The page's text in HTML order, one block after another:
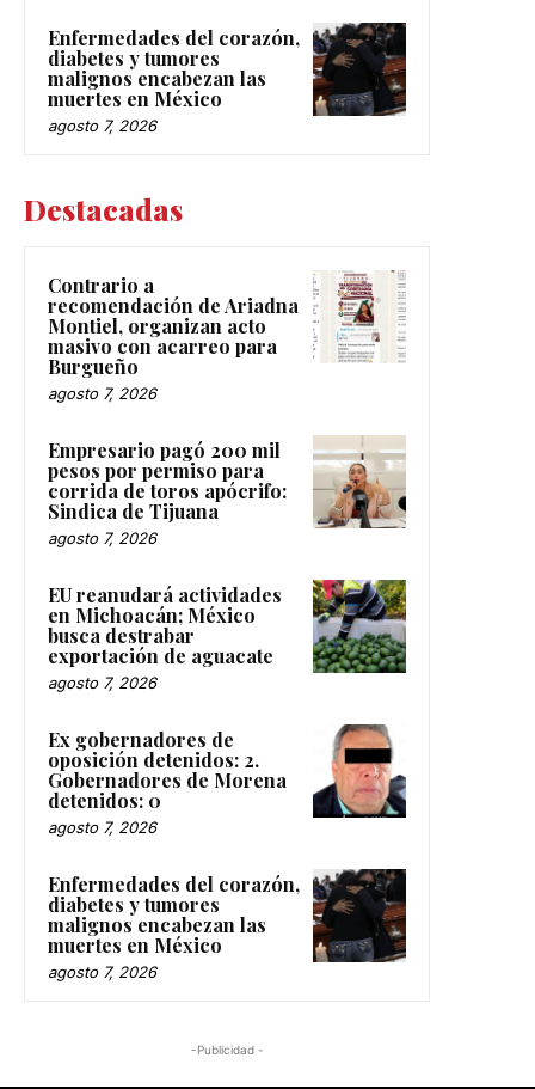
Enfermedades del corazón,
diabetes y tumores
malignos encabezan las
muertes en México
agosto 7, 2026
Destacadas
Contrario a
recomendación de Ariadna
Montiel, organizan acto
masivo con acarreo para
Burgueño
agosto 7, 2026
Empresario pagó 200 mil
pesos por permiso para
corrida de toros apócrifo:
Sindica de Tijuana
agosto 7, 2026
EU reanudará actividades
en Michoacán; México
busca destrabar
exportación de aguacate
agosto 7, 2026
Ex gobernadores de
oposición detenidos: 2.
Gobernadores de Morena
detenidos: 0
agosto 7, 2026
Enfermedades del corazón,
diabetes y tumores
malignos encabezan las
muertes en México
agosto 7, 2026
-Publicidad -